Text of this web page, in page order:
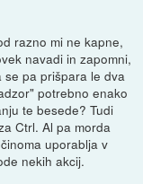
razno mi ne kapne,
navadi in zapomni,
pa prišpara le dva
potrebno enako
te besede? Tudi
Ctrl. Al pa morda
uporablja v
nekih akcij.